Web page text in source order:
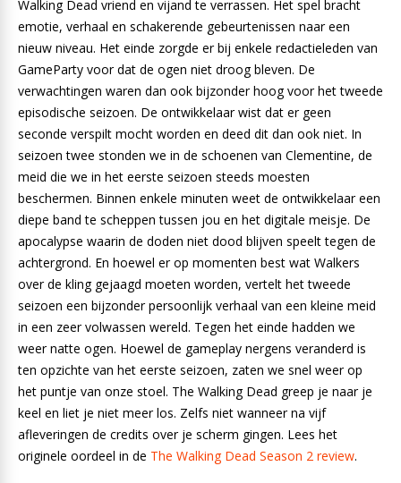
Walking Dead vriend en vijand te verrassen. Het spel bracht
emotie, verhaal en schakerende gebeurtenissen naar een
nieuw niveau. Het einde zorgde er bij enkele redactieleden van
GameParty voor dat de ogen niet droog bleven. De
verwachtingen waren dan ook bijzonder hoog voor het tweede
episodische seizoen. De ontwikkelaar wist dat er geen
seconde verspilt mocht worden en deed dit dan ook niet. In
seizoen twee stonden we in de schoenen van Clementine, de
meid die we in het eerste seizoen steeds moesten
beschermen. Binnen enkele minuten weet de ontwikkelaar een
diepe band te scheppen tussen jou en het digitale meisje. De
apocalypse waarin de doden niet dood blijven speelt tegen de
achtergrond. En hoewel er op momenten best wat Walkers
over de kling gejaagd moeten worden, vertelt het tweede
seizoen een bijzonder persoonlijk verhaal van een kleine meid
in een zeer volwassen wereld. Tegen het einde hadden we
weer natte ogen. Hoewel de gameplay nergens veranderd is
ten opzichte van het eerste seizoen, zaten we snel weer op
het puntje van onze stoel. The Walking Dead greep je naar je
keel en liet je niet meer los. Zelfs niet wanneer na vijf
afleveringen de credits over je scherm gingen. Lees het
originele oordeel in de The Walking Dead Season 2 review.